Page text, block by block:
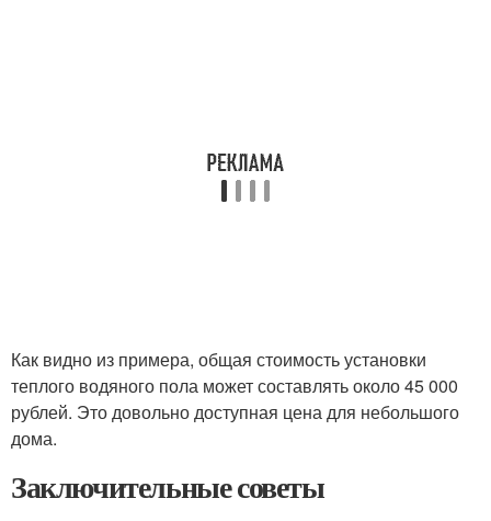
Как видно из примера, общая стоимость установки
теплого водяного пола может составлять около 45 000
рублей. Это довольно доступная цена для небольшого
дома.
Заключительные советы